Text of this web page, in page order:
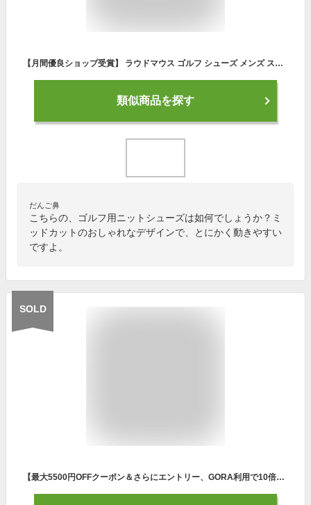
【月間優良ショップ受賞】 ラウドマウス ゴルフ シューズ メンズ スパイクレス ゴルフシューズ スニーカー 靴 紐靴 ニット ミッドカット シャガデリックホワイト 総柄 LM-GS0003 Loudmouth
類似商品を探す
だんご鼻
こちらの、ゴルフ用ニットシューズは如何でしょうか？ミ
ッドカットのおしゃれなデザインで、とにかく動きやすい
ですよ。
SOLD
【最大5500円OFFクーポン＆さらにエントリー、GORA利用で10倍！】 adidas Golf(アディダスゴルフ)日本正規品 CODECHAOS BOA21 PRIMEBLUE (コードカオスボアプライムブルー) スパイクレスゴルフシューズ 2021モデル 「KZI13」 【あす楽対応】